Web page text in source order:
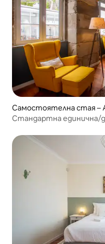
Самостоятелна стая –
Стандартна единична/